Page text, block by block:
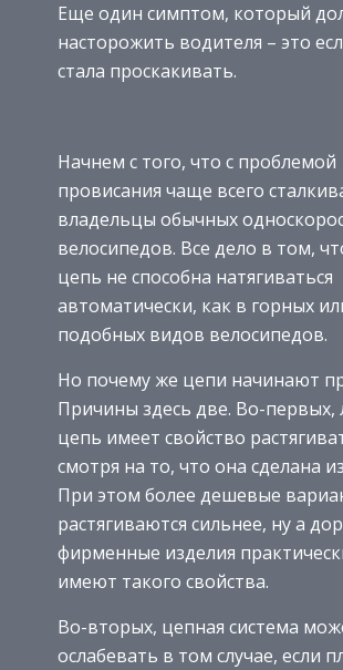
Еще один симптом, который
насторожить водителя – это
стала проскакивать.
Начнем с того, что с проблемой
провисания чаще всего
владельцы обычных
велосипедов. Все дело в том,
цепь не способна натягиваться
автоматически, как в горных
подобных видов велосипедов.
Но почему же цепи начинают
Причины здесь две. Во-первых,
цепь имеет свойство
смотря на то, что она сделана
При этом более дешевые
растягиваются сильнее, ну а
фирменные изделия
имеют такого свойства.
Во-вторых, цепная система
ослабевать в том случае, если